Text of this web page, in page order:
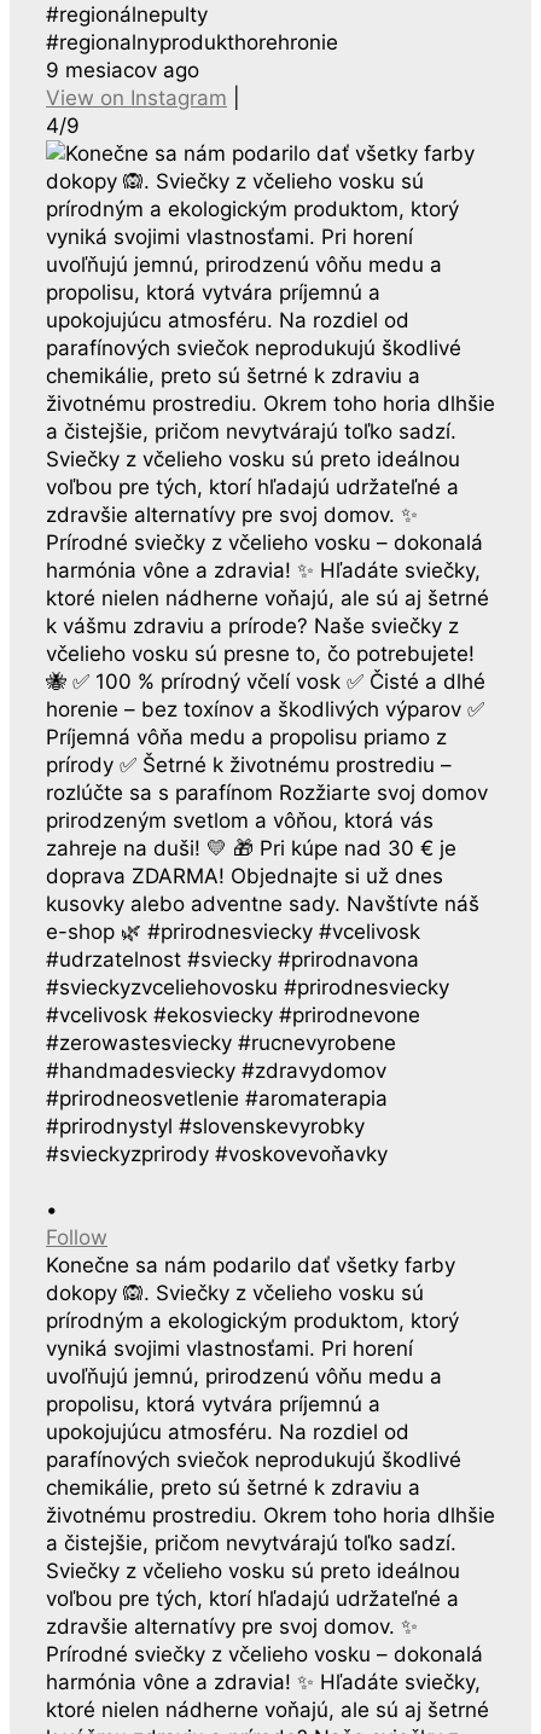
#regionálnepulty
#regionalnyprodukthorehronie
9 mesiacov ago
View on Instagram
4/9
•
Follow
Konečne sa nám podarilo dať všetky farby
dokopy 🙉. Sviečky z včelieho vosku sú
prírodným a ekologickým produktom, ktorý
vyniká svojimi vlastnosťami. Pri horení
uvoľňujú jemnú, prirodzenú vôňu medu a
propolisu, ktorá vytvára príjemnú a
upokojujúcu atmosféru. Na rozdiel od
parafínových sviečok neprodukujú škodlivé
chemikálie, preto sú šetrné k zdraviu a
životnému prostrediu. Okrem toho horia dlhšie
a čistejšie, pričom nevytvárajú toľko sadzí.
Sviečky z včelieho vosku sú preto ideálnou
voľbou pre tých, ktorí hľadajú udržateľné a
zdravšie alternatívy pre svoj domov. ✨
Prírodné sviečky z včelieho vosku – dokonalá
harmónia vône a zdravia! ✨ Hľadáte sviečky,
ktoré nielen nádherne voňajú, ale sú aj šetrné